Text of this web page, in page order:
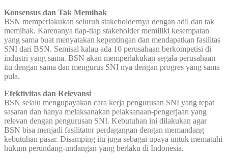
Konsensus dan Tak Memihak
BSN memperlakukan seluruh stakeholdernya dengan adil dan tak
memihak. Karenanya tiap-tiap stakeholder memiliki kesempatan
yang sama buat menyatakan kepentingan dan mendapatkan fasilitas
SNI dari BSN. Semisal kalau ada 10 perusahaan berkompetisi di
industri yang sama. BSN akan memperlakukan segala perusahaan
itu dengan sama dan mengurus SNI nya dengan progres yang sama
pula.
Efektivitas dan Relevansi
BSN selalu mengupayakan cara kerja pengurusan SNI yang tepat
sasaran dan hanya melaksanakan pelaksanaan-pengerjaan yang
relevan dengan pengurusan SNI. Kebutuhan ini dilakukan agar
BSN bisa menjadi fasilitator perdagangan dengan memandang
kebutuhan pasar. Disamping itu juga sebagai upaya untuk mematuhi
hukum perundang-undangan yang berlaku di Indonesia.